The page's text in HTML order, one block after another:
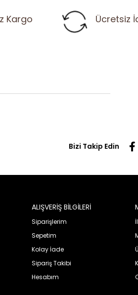
Kargo Ücretsiz
Bizi Takip Edin
ALIŞVERİŞ BİLGİLERİ
Siparişlerim
Sepetim
Kolay İade
Sipariş Takibi
Hesabım